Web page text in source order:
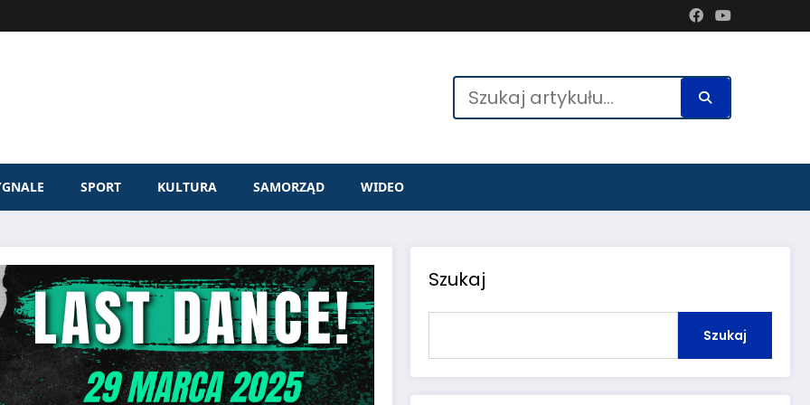
SPORT KULTURA SAMORZĄD WIDEO
Szukaj
Szukaj